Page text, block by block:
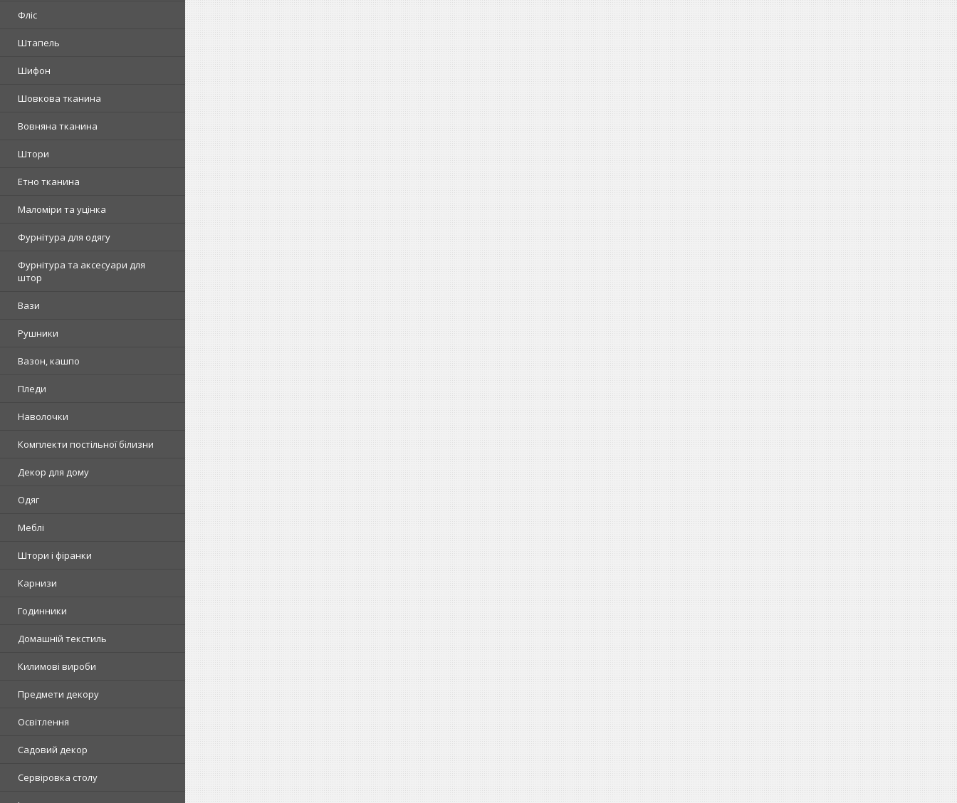
Фліс
Штапель
Шифон
Шовкова тканина
Вовняна тканина
Штори
Етно тканина
Маломіри та уцінка
Фурнітура для одягу
Фурнітура та аксесуари для
штор
Вази
Рушники
Вазон, кашпо
Пледи
Наволочки
Комплекти постільної білизни
Декор для дому
Одяг
Меблі
Штори і фіранки
Карнизи
Годинники
Домашній текстиль
Килимові вироби
Предмети декору
Освітлення
Садовий декор
Сервіровка столу